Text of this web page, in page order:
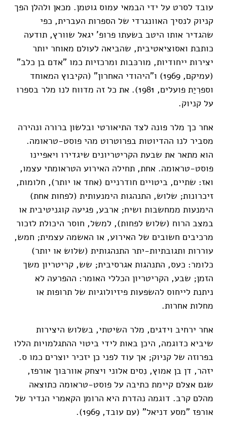
עובד לסרט על ידי הבמאי עמוס גוטמן. מכאן ולהלן הפך
קניוק לנסיך האוונגרדי של הספרות העברית, כפי
שהגדיר אותו היטב בשעתו פרופ' יגאל שוורץ, תודעה
כותבת ואסוציאטיבית, שהביאה לעולם מאוחר יותר
יצירות ייחודיות, מורכּבות ומרכזיות כמו "אדם בן כלב"
(עמיקם, 1969) ו"היהודי האחרון" (הקיבוץ המאוחד
וספרִיַת פועלים, 1981). את כל זה מדווח לנו מלר בספרו
על קניוק.
אחר כך מלר פונה לצד התיאורטי ובלשון ברורה ונהירה
מסביר לנו ההדיוטות בפרוטרוט מהי פוסט-טראומה.
הוא מתאר את שבעת הקריטריונים שיגדירו ויאפיינו
פוסט-טראומה. אחת, תחילה האירוע הטראומתי עצמו,
ואז: שתיים, ביטויים חודרניים (אחד או יותר), חלומות,
זיכרונות; שלוש, התנהגות הימנעותית (לפחות אחת)
הימנעות ממחשבות ושיח; ארבע, פגיעה קוגניטיבית או
במצב הרוח (שלוש לפחות), למשל, חוסר היכולת לזכור
מרכיבים חשובים של האירוע, או האשמה עצמית; חמש,
עוררות ותגובתיות-יתר התנהגותית (שלוש או יותר)
כלומר: כעס, התנהגות אגרסיבית; שש, קריטריון משך
הזמן; שבע, הקריטריון הכללי האומר: ההפרעה לא
ניתנת לייחוס להשפעות פיזיולוגיות של תרופות או
מחלות אחרות.
אחר ירחיב וידגים, מלר השיטתי, בשלוש היצירות
שיביא כדוגמה, היכן באות לידי ביטוי ההתגלמויות הללו
בפרוזה של קניוק; אך עוד לפני כן יזכיר יוצרים כמו ס.
יזהר, דן בן אמוץ, נִסים אלוני ויצחק אוורבּוך אורפז,
שגם אצלם קיימת כתיבה על פוסט-טראומה כתוצאה
מהלם קרב. דוגמה נהדרת היא הרומן הקאמרי הנדיר של
אורפז "מסע דניאל" (עם עובד, 1969).